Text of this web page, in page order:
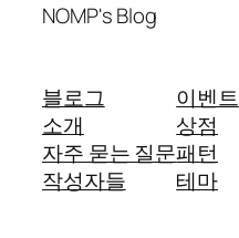
NOMP's Blog
블로그
소개
자주 묻는 질문
작성자들
이벤트
상점
패턴
테마